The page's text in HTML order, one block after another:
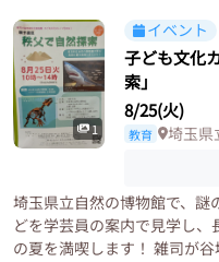
1
イベント
子ども文化
索」
8/25(火)
教育 埼玉県
埼玉県立自然の博物館で、謎
どを学芸員の案内で見学し
の夏を満喫します！ 雑司が